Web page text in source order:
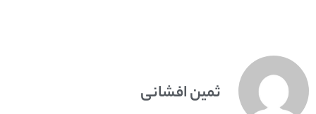
ثمین افشانی